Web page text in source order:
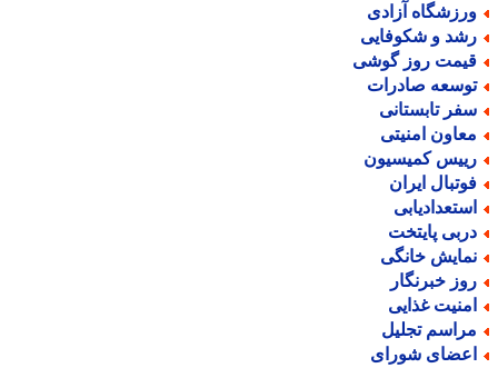
آزادی
و شکوفایی
روز گوشی
صادرات
تابستانی
امنیتی
کمیسیون
ایران
پایتخت
خانگی
خبرنگار
غذایی
تجلیل
شورای